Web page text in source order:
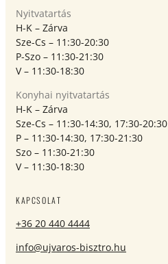
Nyitvatartás
H-K – Zárva
Sze-Cs – 11:30-20:30
P-Szo – 11:30-21:30
V – 11:30-18:30
Konyhai nyitvatartás
H-K – Zárva
Sze-Cs – 11:30-14:30, 17:30-20:30
P – 11:30-14:30, 17:30-21:30
Szo – 11:30-21:30
V – 11:30-18:30
KAPCSOLAT
+36 20 440 4444
info@ujvaros-bisztro.hu